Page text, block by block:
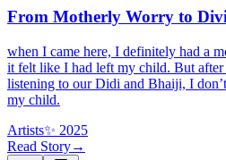
From Motherly Worry to
when I came here, I definitely had a
it felt like I had left my child. But after
listening to our Didi and Bhaiji, I
my child.
Artists✨ 2025
Read Story→